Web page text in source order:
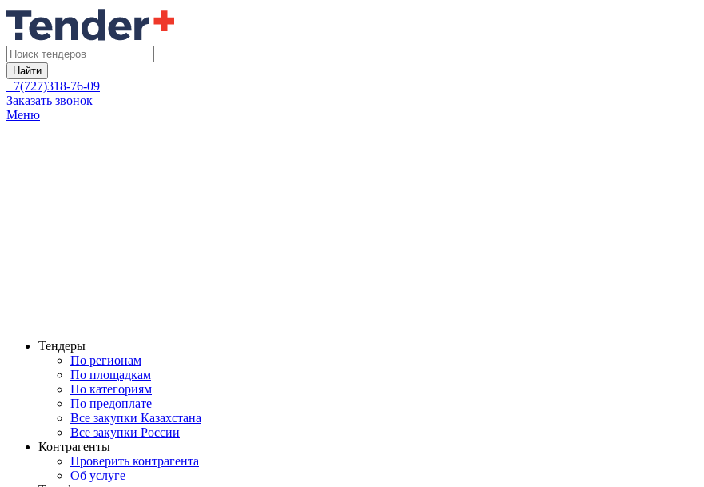
Найти
+7(727)318-76-09
Заказать звонок
Меню
Тендеры
По регионам
По площадкам
По категориям
По предоплате
Все закупки Казахстана
Все закупки России
Контрагенты
Проверить контрагента
Об услуге